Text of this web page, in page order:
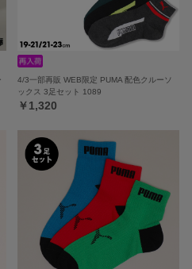
4/3一部再販 WEB限定 PUMA 配色クルーソ
ックス 3足セット 1089
￥1,320